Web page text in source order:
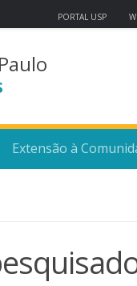
PORTAL USP
Extensão à